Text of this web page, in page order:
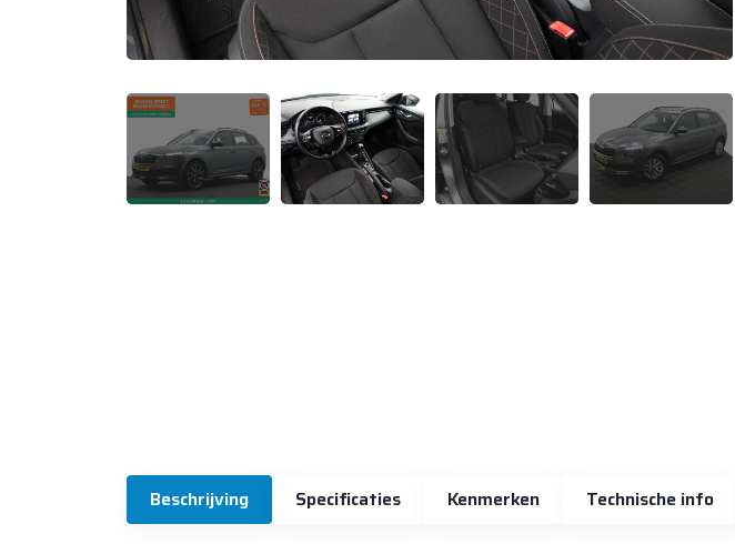
Beschrijving Specificaties Kenmerken Technische info